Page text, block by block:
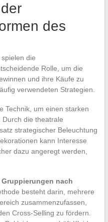
des
die
Rolle, um die
und ihre Käufe zu
verwendeten Strategien.
Technik, um einen starken
die theatrale
strategischer Beleuchtung
kann Interesse
dazu angeregt werden,
Gruppierungen nach
besteht darin, mehrere
zusammenzufassen,
Cross-Selling zu fördern.